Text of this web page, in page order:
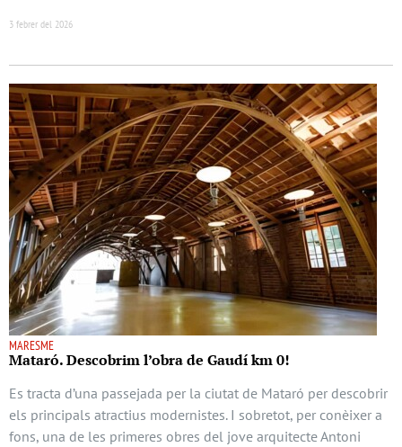
3 febrer del 2026
MARESME
Mataró. Descobrim l’obra de Gaudí km 0!
Es tracta d’una passejada per la ciutat de Mataró per descobrir
els principals atractius modernistes. I sobretot, per conèixer a
fons, una de les primeres obres del jove arquitecte Antoni